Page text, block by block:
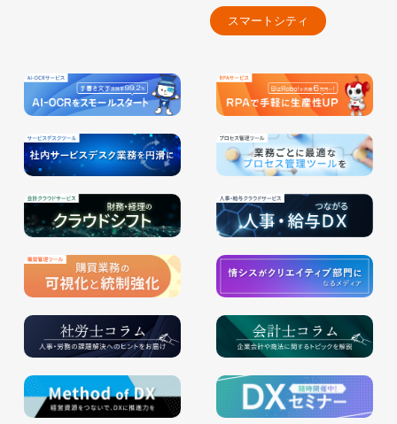
スマートシティ